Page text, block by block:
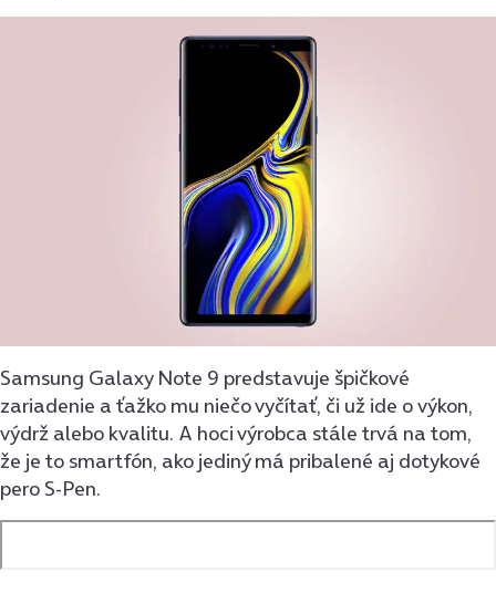
Samsung Galaxy Note 9 predstavuje špičkové
zariadenie a ťažko mu niečo vyčítať, či už ide o výkon,
výdrž alebo kvalitu. A hoci výrobca stále trvá na tom,
že je to smartfón, ako jediný má pribalené aj dotykové
pero S-Pen.